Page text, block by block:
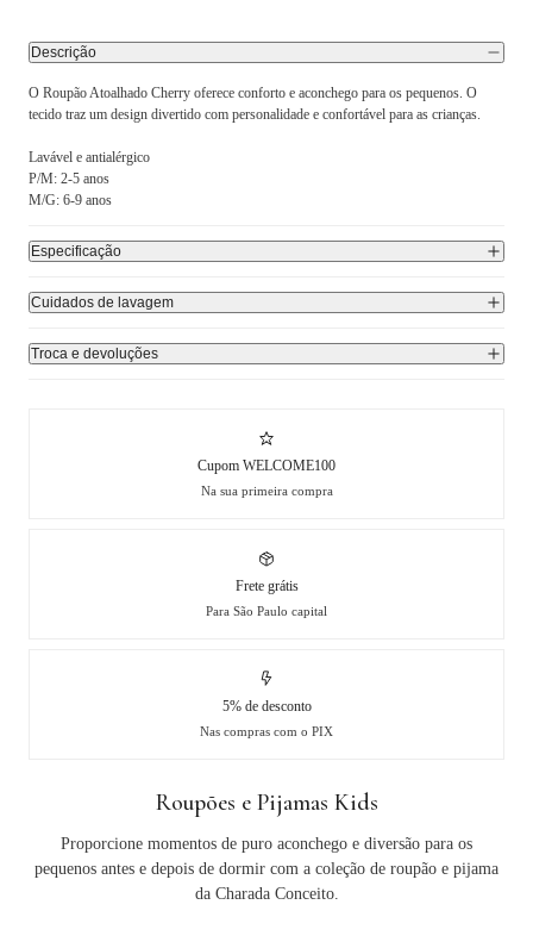
Descrição
O Roupão Atoalhado Cherry oferece conforto e aconchego para os pequenos. O
tecido traz um design divertido com personalidade e confortável para as crianças.
Lavável e antialérgico
P/M: 2-5 anos
M/G: 6-9 anos
Especificação
Cuidados de lavagem
Troca e devoluções
Cupom WELCOME100
Na sua primeira compra
Frete grátis
Para São Paulo capital
5% de desconto
Nas compras com o PIX
Roupões e Pijamas Kids
Proporcione momentos de puro aconchego e diversão para os
pequenos antes e depois de dormir com a coleção de roupão e pijama
da Charada Conceito.